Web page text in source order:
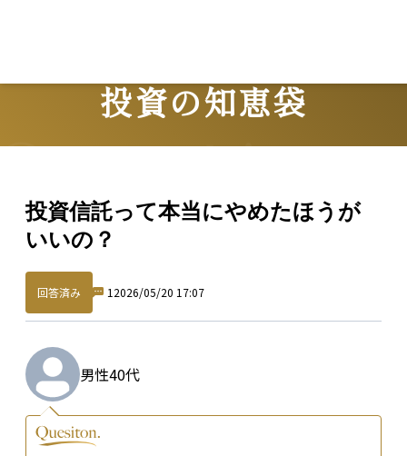
投資の知恵袋
投資信託って本当にやめたほうが
いいの？
回答済み 1 2026/05/20 17:07
男性40代